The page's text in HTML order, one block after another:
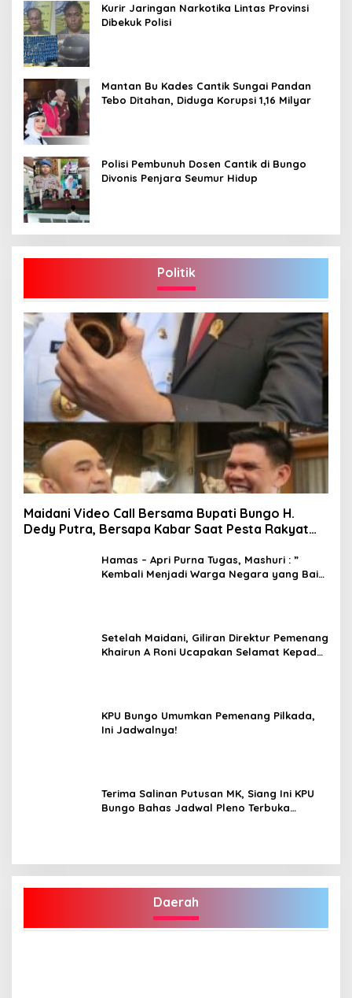
Kurir Jaringan Narkotika Lintas Provinsi
Dibekuk Polisi
Mantan Bu Kades Cantik Sungai Pandan
Tebo Ditahan, Diduga Korupsi 1,16 Milyar
Polisi Pembunuh Dosen Cantik di Bungo
Divonis Penjara Seumur Hidup
Politik
Maidani Video Call Bersama Bupati Bungo H.
Dedy Putra, Bersapa Kabar Saat Pesta Rakyat
Hamas – Apri Purna Tugas, Mashuri : ”
Kembali Menjadi Warga Negara yang Baik,
Setelah Maidani, Giliran Direktur Pemenang
Khairun A Roni Ucapakan Selamat Kepada
KPU Bungo Umumkan Pemenang Pilkada,
Ini Jadwalnya!
Terima Salinan Putusan MK, Siang Ini KPU
Bungo Bahas Jadwal Pleno Terbuka
Daerah